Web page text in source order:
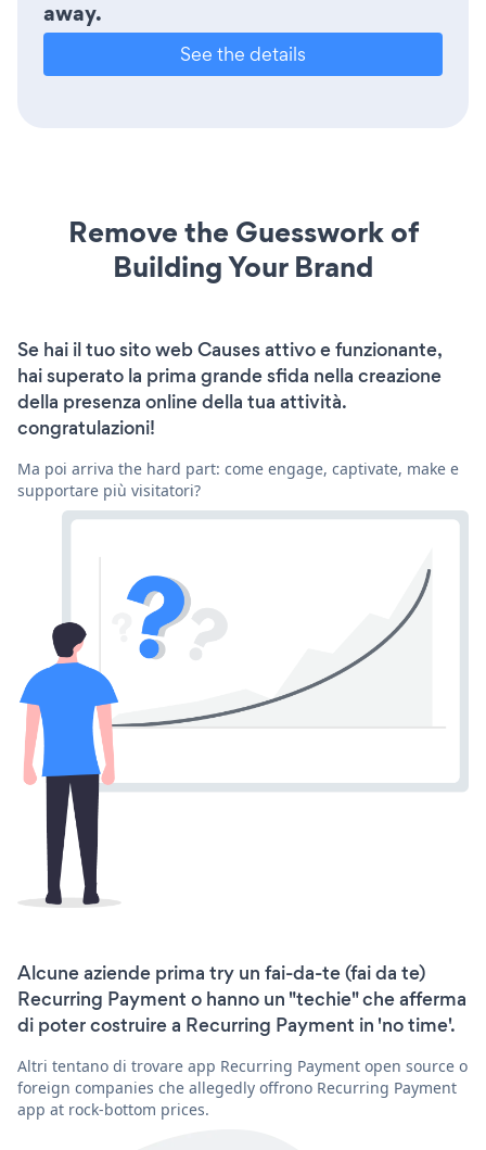
away.
See the details
Remove the Guesswork of
Building Your Brand
Se hai il tuo sito web Causes attivo e funzionante,
hai superato la prima grande sfida nella creazione
della presenza online della tua attività.
congratulazioni!
Ma poi arriva the hard part: come engage, captivate, make e
supportare più visitatori?
Alcune aziende prima try un fai-da-te (fai da te)
Recurring Payment o hanno un "techie" che afferma
di poter costruire a Recurring Payment in 'no time'.
Altri tentano di trovare app Recurring Payment open source o
foreign companies che allegedly offrono Recurring Payment
app at rock-bottom prices.